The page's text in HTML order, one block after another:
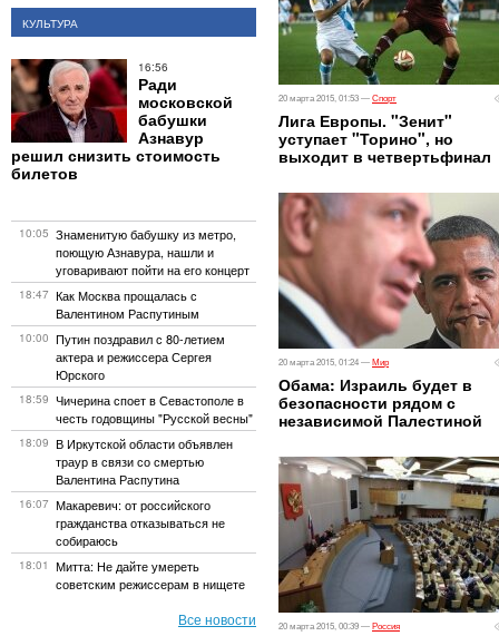
20 марта 2015, 01:53 —Спорт
Лига Европы. "Зенит"
уступает "Торино", но
выходит в четвертьфинал
20 марта 2015, 01:24 —Мир
Обама: Израиль будет в
безопасности рядом с
независимой Палестиной
20 марта 2015, 00:39 —Россия
КУЛЬТУРА
16:56
Ради
московской
бабушки
Азнавур
решил снизить стоимость
билетов
10:05 Знаменитую бабушку из метро,
поющую Азнавура, нашли и
уговаривают пойти на его концерт
18:47 Как Москва прощалась с
Валентином Распутиным
10:00 Путин поздравил с 80-летием
актера и режиссера Сергея
Юрского
18:59 Чичерина споет в Севастополе в
честь годовщины "Русской весны"
18:09 В Иркутской области объявлен
траур в связи со смертью
Валентина Распутина
16:07 Макаревич: от российского
гражданства отказываться не
собираюсь
18:01 Митта: Не дайте умереть
советским режиссерам в нищете
Все новости